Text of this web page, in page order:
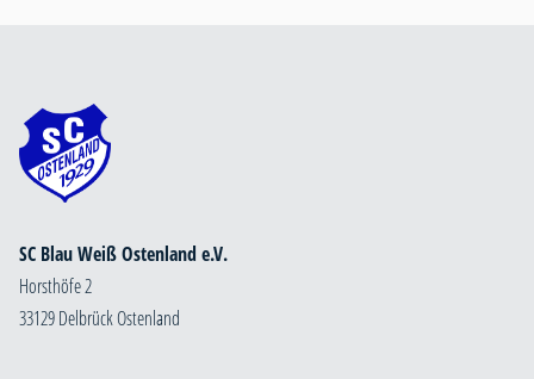
SC Blau Weiß Ostenland e.V.
Horsthöfe 2
33129 Delbrück Ostenland